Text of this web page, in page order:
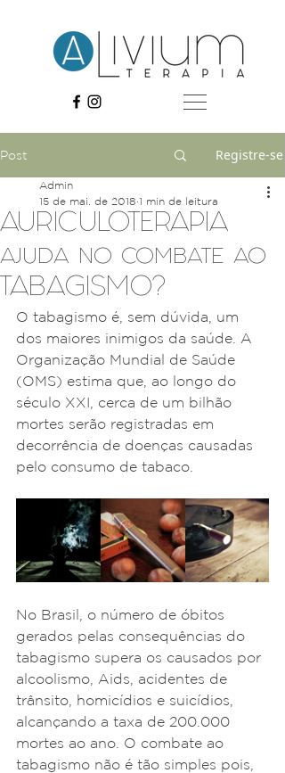
Post Registre-se
AURICULOTERAPIA
ajuda no combate ao
TABAGISMO?
Admin
15 de mai. de 2018 1 min de leitura
O tabagismo é, sem dúvida, um
dos maiores inimigos da saúde. A
Organização Mundial de Saúde
(OMS) estima que, ao longo do
século XXI, cerca de um bilhão
mortes serão registradas em
decorrência de doenças causadas
pelo consumo de tabaco.
No Brasil, o número de óbitos
gerados pelas consequências do
tabagismo supera os causados por
alcoolismo, Aids, acidentes de
trânsito, homicídios e suicídios,
alcançando a taxa de 200.000
mortes ao ano. O combate ao
tabagismo não é tão simples pois,